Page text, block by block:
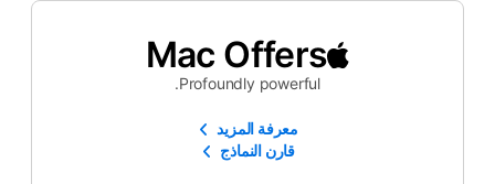
Mac Offers
Profoundly powerful.
معرفة المزيد
قارن النماذج